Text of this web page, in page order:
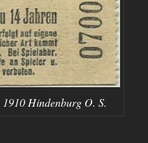
Hindenburg O. S.